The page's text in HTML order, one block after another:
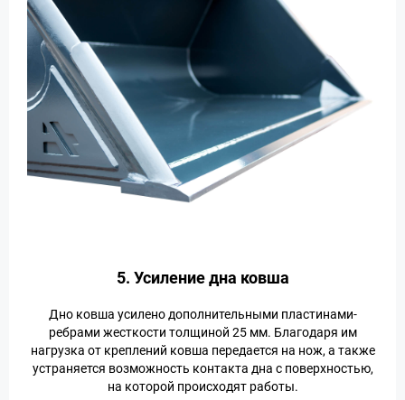
5. Усиление дна ковша
Дно ковша усилено дополнительными пластинами-
ребрами жесткости толщиной 25 мм. Благодаря им
нагрузка от креплений ковша передается на нож, а также
устраняется возможность контакта дна с поверхностью,
на которой происходят работы.